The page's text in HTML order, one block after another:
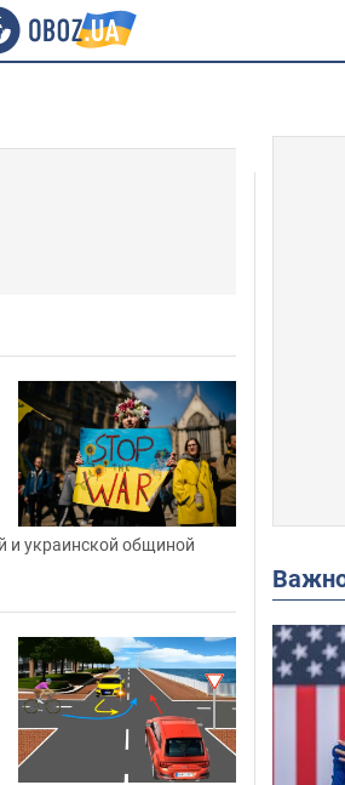
и украинской общиной